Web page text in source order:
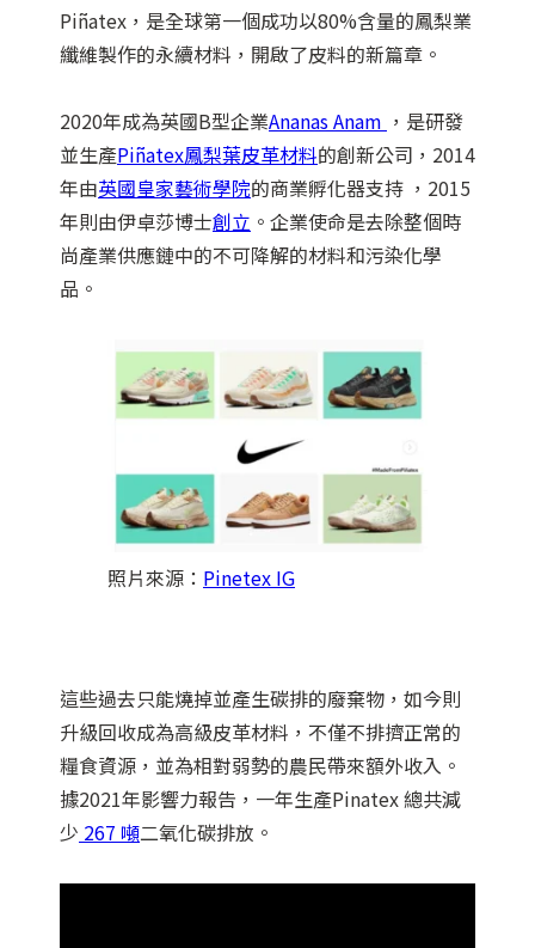
Piñatex，是全球第一個成功以80%含量的鳳梨業
纖維製作的永續材料，開啟了皮料的新篇章。
2020年成為英國B型企業Ananas Anam ，是研發
並生產Piñatex鳳梨葉皮革材料的創新公司，2014
年由英國皇家藝術學院的商業孵化器支持 ，2015
年則由伊卓莎博士創立 。企業使命是去除整個時
尚產業供應鏈中的不可降解的材料和污染化學
品。
照片來源： Pinetex IG
這些過去只能燒掉並產生碳排的廢棄物，如今則
升級回收成為高級皮革材料，不僅不排擠正常的
糧食資源，並為相對弱勢的農民帶來額外收入。
據2021年影響力報告，一年生產Pinatex 總共減
少 267 噸二氧化碳排放。